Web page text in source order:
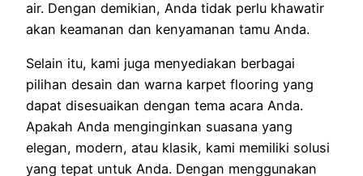
air. Dengan demikian, Anda tidak perlu khawatir
akan keamanan dan kenyamanan tamu Anda.
Selain itu, kami juga menyediakan berbagai
pilihan desain dan warna karpet flooring yang
dapat disesuaikan dengan tema acara Anda.
Apakah Anda menginginkan suasana yang
elegan, modern, atau klasik, kami memiliki solusi
yang tepat untuk Anda. Dengan menggunakan